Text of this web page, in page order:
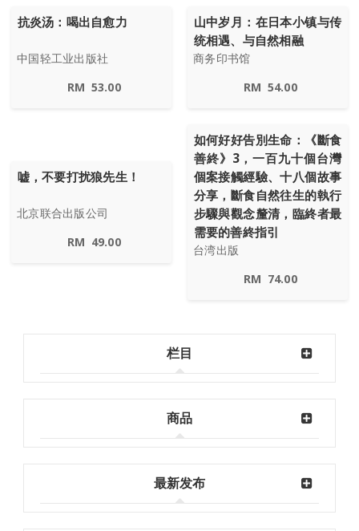
抗炎汤：喝出自愈力
中国轻工业出版社
RM 53.00
山中岁月：在日本小镇与传
统相遇、与自然相融
商务印书馆
RM 54.00
嘘，不要打扰狼先生！
北京联合出版公司
RM 49.00
如何好好告別生命：《斷食
善終》3，一百九十個台灣
個案接觸經驗、十八個故事
分享，斷食自然往生的執行
步驟與觀念釐清，臨終者最
需要的善終指引
台湾出版
RM 74.00
栏目
商品
最新发布